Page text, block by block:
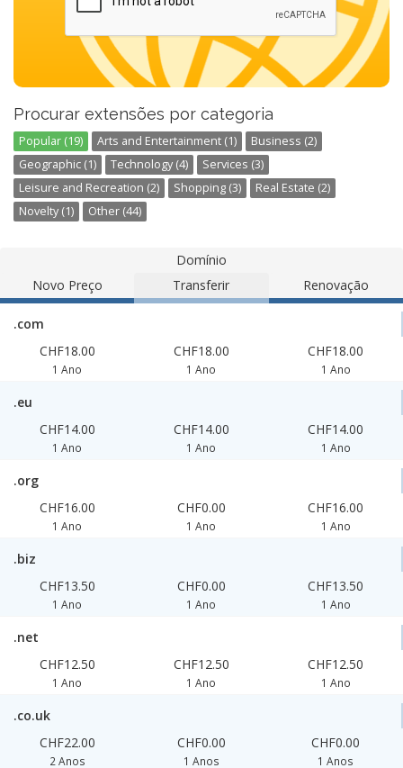
Procurar extensões por categoria
Popular (19) Arts and Entertainment (1)
Business (2)
Geographic (1)
Technology (4)
Services (3)
Leisure and Recreation (2)
Shopping (3)
Real Estate (2)
Novelty (1)
Other (44)
Domínio
Novo Preço
Transferir Renovação
.com
CHF18.00
1 Ano
CHF18.00
1 Ano
CHF18.00
1 Ano
.eu
CHF14.00
1 Ano
CHF14.00
1 Ano
CHF14.00
1 Ano
.org
CHF16.00
1 Ano
CHF0.00
1 Ano
CHF16.00
1 Ano
.biz
CHF13.50
1 Ano
CHF0.00
1 Ano
CHF13.50
1 Ano
.net
CHF12.50
1 Ano
CHF12.50
1 Ano
CHF12.50
1 Ano
.co.uk
CHF22.00
2 Anos
CHF0.00
1 Anos
CHF0.00
1 Anos